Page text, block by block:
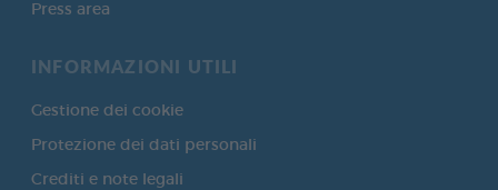
Press area
INFORMAZIONI UTILI
Gestione dei cookie
Protezione dei dati personali
Crediti e note legali